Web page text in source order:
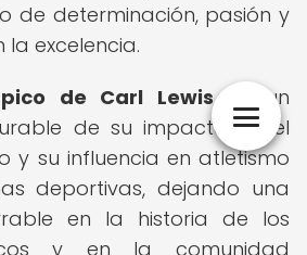
de determinación, pasión y
excelencia.
de Carl Lewises un
de su impacto en el
y su influencia en atletismo
deportivas, dejando una
en la historia de los
y en la comunidad